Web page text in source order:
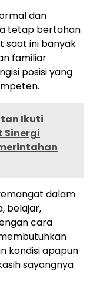
dan
tetap bertahan
saat ini banyak
familiar
posisi yang
Ikuti
Sinergi
dalam
belajar,
cara
kondisi apapun
sayangnya